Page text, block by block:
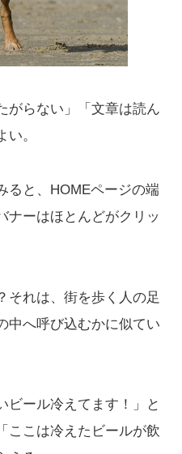
がらない」「文章は読ん
。
ると、HOMEページの端
ナーはほとんどがクリッ
それは、街を歩く人の足
中へ呼び込むかに似てい
ビール冷えてます！」と
ここは冷えたビールが飲